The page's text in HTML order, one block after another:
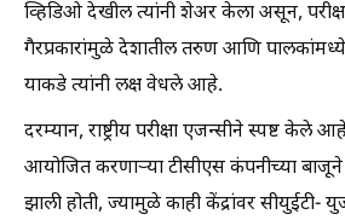
व्हिडिओ देखील त्यांनी शेअर केला असून,
गैरप्रकारांमुळे देशातील तरुण आणि
याकडे त्यांनी लक्ष वेधले आहे.
दरम्यान, राष्ट्रीय परीक्षा एजन्सीने स्पष्ट केले
आयोजित करणाऱ्या टीसीएस कंपनीच्या बाजूने
झाली होती, ज्यामुळे काही केंद्रांवर सीयुईटी-